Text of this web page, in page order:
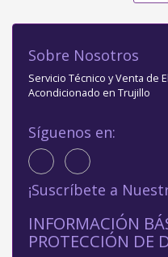
Sobre Nosotros
Servicio Técnico y Venta de
Acondicionado en Trujillo
Síguenos en:
¡Suscríbete a
INFORMACIÓN
PROTECCIÓN DE